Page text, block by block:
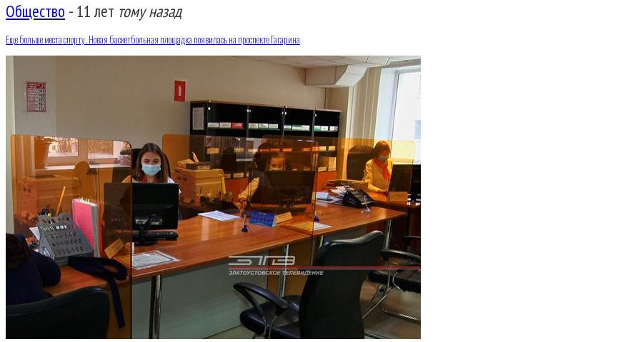
Общество - 11 лет тому назад
Еще больше места спорту. Новая баскетбольная площадка появилась на проспекте Гагарина